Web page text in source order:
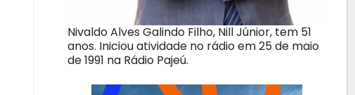
Nivaldo Alves Galindo Filho, Nill Júnior, tem 51
anos. Iniciou atividade no rádio em 25 de maio
de 1991 na Rádio Pajeú.